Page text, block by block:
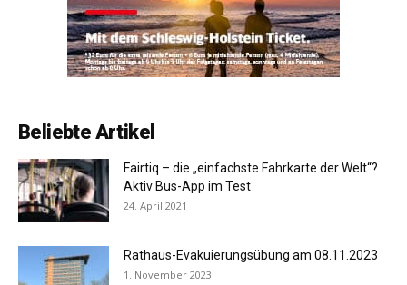
Beliebte Artikel
Fairtiq – die „einfachste Fahrkarte der Welt“?
Aktiv Bus-App im Test
24. April 2021
Rathaus-Evakuierungsübung am 08.11.2023
1. November 2023